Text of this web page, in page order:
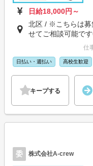
日給18,000円～
北区 / ※こちらは募
せてご相談可能で
仕
日払い・週払い 高校生歓迎
キープする
委 株式会社A-crew